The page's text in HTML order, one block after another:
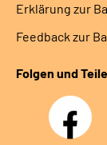
Erklärung zur
Feedback zur
Folgen und
Facebook